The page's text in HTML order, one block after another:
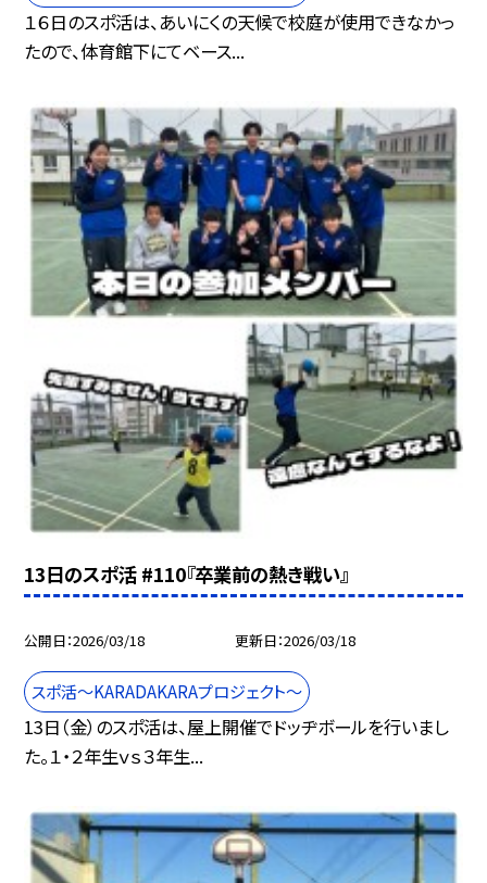
１６日のスポ活は、あいにくの天候で校庭が使用できなかっ
たので、体育館下にてベース...
13日のスポ活 #110『卒業前の熱き戦い』
公開日 2026/03/18 更新日 2026/03/18
スポ活～KARADAKARAプロジェクト～
13日（金）のスポ活は、屋上開催でドッヂボールを行いまし
た。１・２年生ｖｓ３年生...